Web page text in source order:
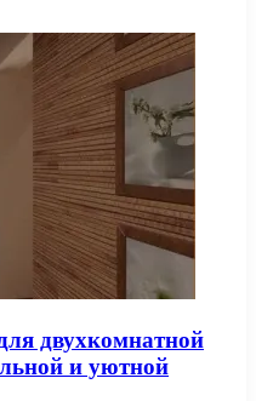
двухкомнатной
и уютной